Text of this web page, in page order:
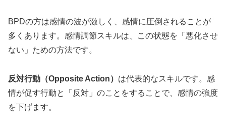
BPDの方は感情の波が激しく、感情に圧倒されることが
多くあります。感情調節スキルは、この状態を「悪化させ
ない」ための方法です。
反対行動（Opposite Action） は代表的なスキルです。感
情が促す行動と「反対」のことをすることで、感情の強度
を下げます。